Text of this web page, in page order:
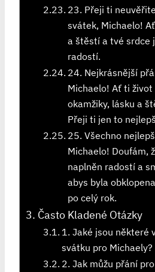
23. Přeji ti
svátek, Michaelo!
a štěstí a tvé srdce
radostí.
24. Nejkrásnější
Michaelo! Ať ti
okamžiky, lásku a
Přeji ti jen to
25. Všechno
Michaelo! Doufám,
naplněn radostí a
abys byla
po celý rok.
Často Kladené Otázky
1. Jaké jsou některé
svátku pro Michaely?
2. Jak můžu přání